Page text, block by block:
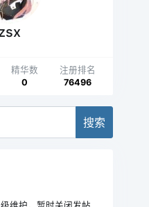
精华数
0
注册排名
76496
搜索